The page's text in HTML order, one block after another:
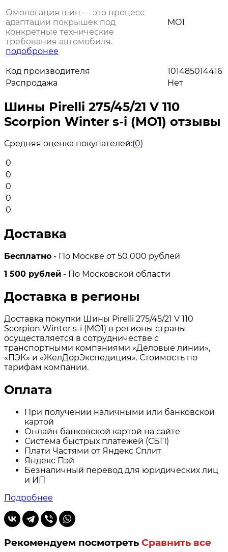
Омологация шин — это процесс
адаптации покрышек под
конкретные технические
требования автомобиля.
подобронее
MO1
Код производителя
101485014416
Распродажа
Нет
Шины Pirelli 275/45/21 V 110
Scorpion Winter s-i (MO1) отзывы
Средняя оценка покупателей:(0)
0
0
0
0
0
Доставка
Бесплатно - По Москве от 50 000 рублей
1 500 рублей - По Московской области
Доставка в регионы
Доставка покупки Шины Pirelli 275/45/21 V 110
Scorpion Winter s-i (MO1) в регионы страны
осуществляется в сотрудничестве с
транспортными компаниями «Деловые линии»,
«ПЭК» и «ЖелДорЭкспедиция». Стоимость по
тарифам компании.
Оплата
При получении наличными или банковской
картой
Онлайн банковской картой на сайте
Система быстрых платежей (СБП)
Плати Частями от Яндекс Сплит
Яндекс Пэй
Безналичный перевод для юридических лиц
и ИП
Подробнее
Рекомендуем посмотреть Сравнить все